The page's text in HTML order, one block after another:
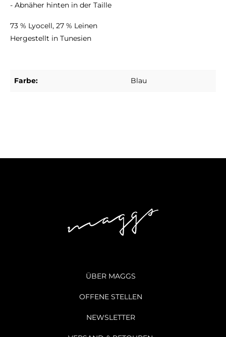
- Abnäher hinten in der Taille
73 % Lyocell, 27 % Leinen
Hergestellt in Tunesien
Farbe: Blau
ÜBER MAGGS
OFFENE STELLEN
NEWSLETTER